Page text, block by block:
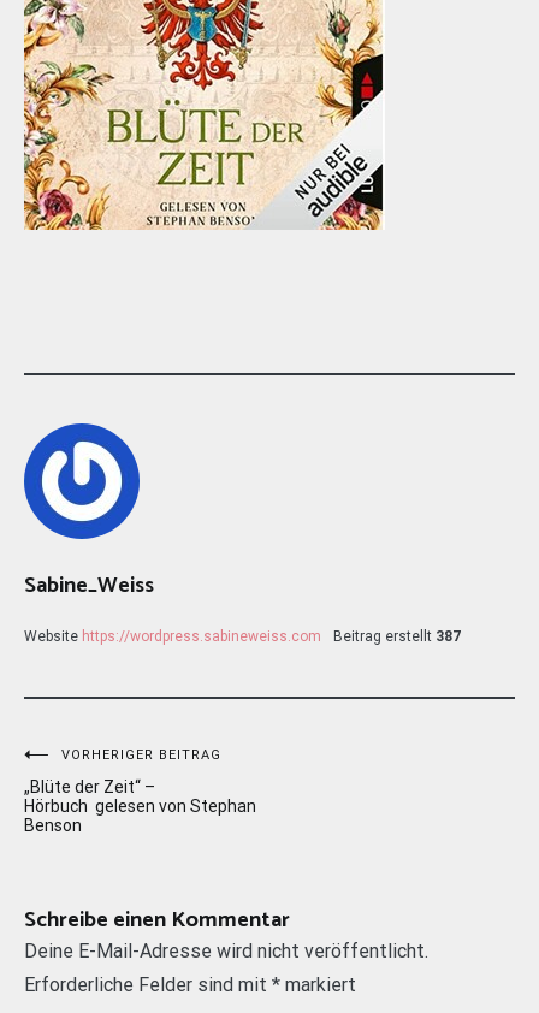
Sabine_Weiss
Website https://wordpress.sabineweiss.com Beitrag erstellt 387
Beitragsnavigation
VORHERIGER BEITRAG
„Blüte der Zeit“ –
Hörbuch gelesen von Stephan
Benson
Schreibe einen Kommentar
Deine E-Mail-Adresse wird nicht veröffentlicht.
Erforderliche Felder sind mit * markiert